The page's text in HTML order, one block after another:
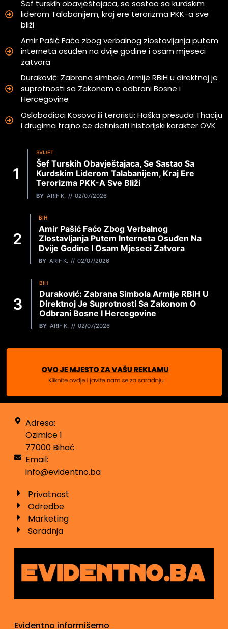
Šef turskih obavještajaca, se sastao sa kurdskim
liderom Talabanijem, kraj ere terorizma PKK-a sve
bliži
Amir Pašić Faćo zbog verbalnog zlostavljanja putem
interneta osuđen na dvije godine i osam mjeseci
zatvora
Duraković: Zabrana simbola Armije RBiH u direktnoj je
suprotnosti sa Zakonom o odbrani Bosne i
Hercegovine
Oslobodioci Kosova ili teroristi: Haška presuda Thaciju
i drugima trajno će definisati historijski karakter OVK
SVIJET
Šef Turskih Obavještajaca, Se Sastao Sa
Kurdskim Liderom Talabanijem, Kraj Ere
Terorizma PKK-A Sve Bliži
BY ARIF K. 02/07/2026
BIH
Amir Pašić Faćo Zbog Verbalnog
Zlostavljanja Putem Interneta Osuđen Na
Dvije Godine I Osam Mjeseci Zatvora
BY ARIF K. 02/07/2026
BIH
Duraković: Zabrana Simbola Armije RBiH U
Direktnoj Je Suprotnosti Sa Zakonom O
Odbrani Bosne I Hercegovine
BY ARIF K. 02/07/2026
Adresa:
Ozimice 1
77000 Bihać
Email:
info@evidentno.ba
Privatnost
Odredbe
Marketing
Saradnja
Evidentno informišemo